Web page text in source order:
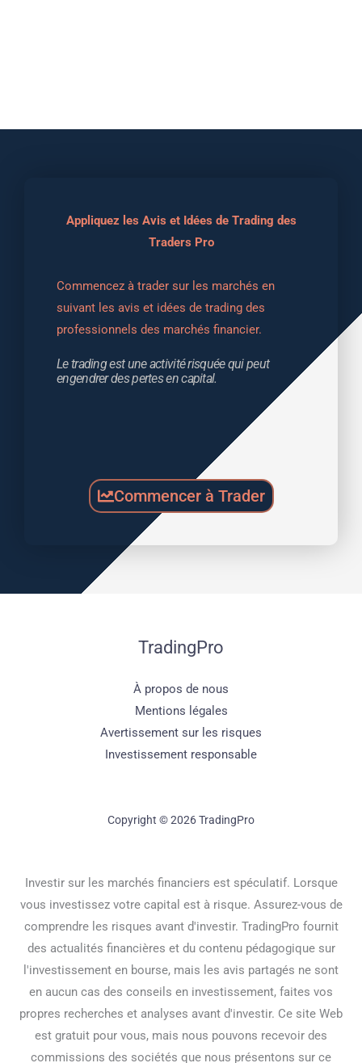
Appliquez les Avis et Idées de Trading des
Traders Pro
Commencez à trader sur les marchés en
suivant les avis et idées de trading des
professionnels des marchés financier.
Le trading est une activité risquée qui peut
engendrer des pertes en capital.
Commencer à Trader
TradingPro
À propos de nous
Mentions légales
Avertissement sur les risques
Investissement responsable
Copyright © 2026 TradingPro
Investir sur les marchés financiers est spéculatif. Lorsque
vous investissez votre capital est à risque. Assurez-vous de
comprendre les risques avant d'investir. TradingPro fournit
des actualités financières et du contenu pédagogique sur
l'investissement en bourse, mais les avis partagés ne sont
en aucun cas des conseils en investissement, faites vos
propres recherches et analyses avant d'investir. Ce site Web
est gratuit pour vous, mais nous pouvons recevoir des
commissions des sociétés que nous présentons sur ce